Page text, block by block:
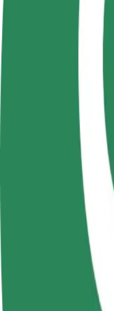
Kaip nuvykti iš AFI Arad
Ieškote patogiausio būdo
Patogumas ir komfortas
Šios kategorijos partneriai
pritaikyta vežimėliui paslauga).
Numatoma kelionės trukmė